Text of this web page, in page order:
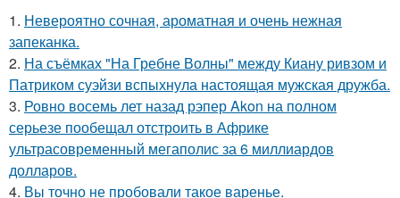
1. Невероятно сочная, ароматная и очень нежная
запеканка.
2. На съёмках "На Гребне Волны" между Киану ривзом и
Патриком суэйзи вспыхнула настоящая мужская дружба.
3. Ровно восемь лет назад рэпер Akon на полном
серьезе пообещал отстроить в Африке
ультрасовременный мегаполис за 6 миллиардов
долларов.
4. Вы точно не пробовали такое варенье.